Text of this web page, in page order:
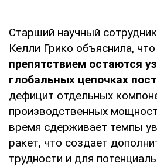
Старший научный
Келли Грико объяснила, что
препятствием остаются
глобальных цепочках
дефицит отдельных
производственных
время сдерживает темпы
ракет, что создает
трудности и для